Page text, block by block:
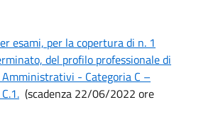
esami, per la copertura di n. 1
del profilo professionale di
- Categoria C –
(scadenza 22/06/2022 ore